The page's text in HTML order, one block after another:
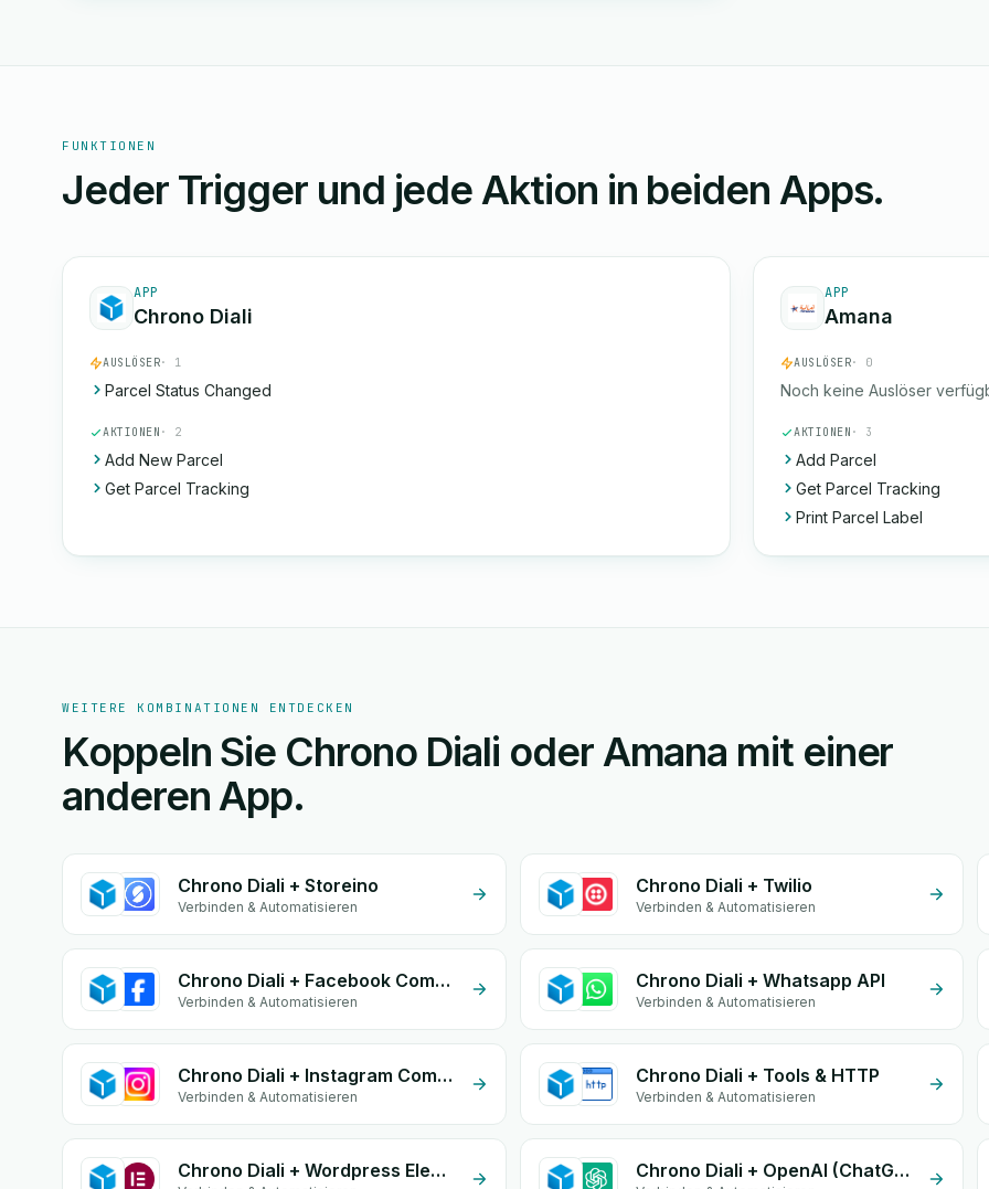
FUNKTIONEN
Jeder Trigger und jede Aktion in beiden Apps.
APP
Chrono Diali
AUSLÖSER· 1
Parcel Status Changed
AKTIONEN · 2
Add New Parcel
Get Parcel Tracking
APP
Amana
AUSLÖSER· 0
Noch keine Auslöser
AKTIONEN · 3
Add Parcel
Get Parcel Tracking
Print Parcel Label
WEITERE KOMBINATIONEN ENTDECKEN
Koppeln Sie Chrono Diali oder Amana mit einer
anderen App.
Chrono Diali + Storeino
Verbinden & Automatisieren
Chrono Diali + Twilio
Verbinden & Automatisieren
Chrono Diali + Facebook Comments
Verbinden & Automatisieren
Chrono Diali + Whatsapp API
Verbinden & Automatisieren
Chrono Diali + Instagram Comment
Verbinden & Automatisieren
Chrono Diali + Tools & HTTP
Verbinden & Automatisieren
Chrono Diali + Wordpress Elementor Chrono Diali + OpenAI (ChatGPT)